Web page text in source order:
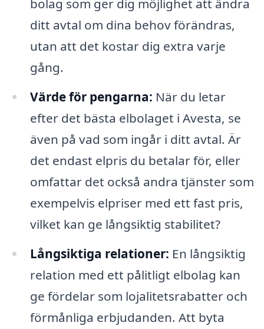
bolag som ger dig möjlighet att ändra
ditt avtal om dina behov förändras,
utan att det kostar dig extra varje
gång.
Värde för pengarna: När du letar
efter det bästa elbolaget i Avesta, se
även på vad som ingår i ditt avtal. Är
det endast elpris du betalar för, eller
omfattar det också andra tjänster som
exempelvis elpriser med ett fast pris,
vilket kan ge långsiktig stabilitet?
Långsiktiga relationer: En långsiktig
relation med ett pålitligt elbolag kan
ge fördelar som lojalitetsrabatter och
förmånliga erbjudanden. Att byta